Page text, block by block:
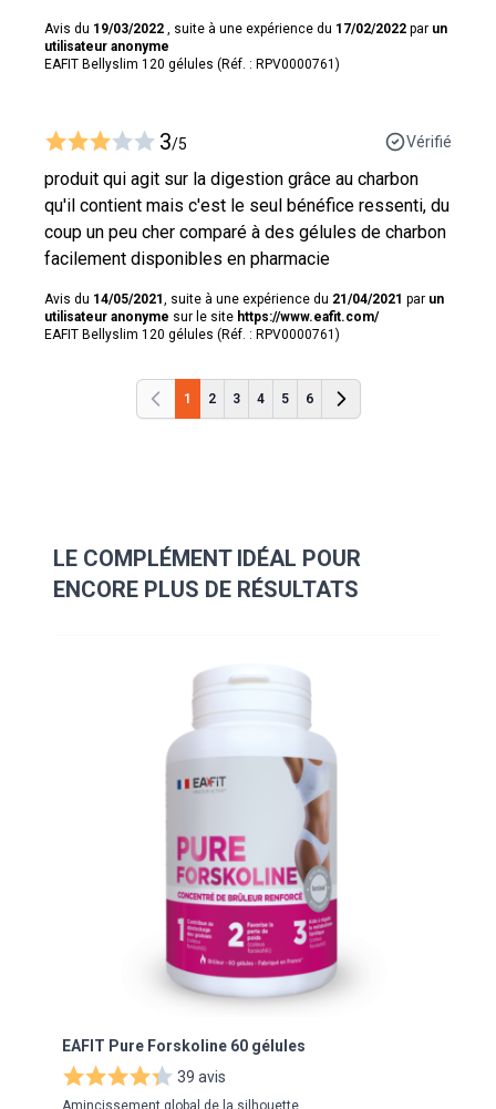
Avis du 19/03/2022 , suite à une expérience du 17/02/2022 par un
utilisateur anonyme
EAFIT Bellyslim 120 gélules (Réf. : RPV0000761)
3/5 Vérifié
produit qui agit sur la digestion grâce au charbon
qu'il contient mais c'est le seul bénéfice ressenti, du
coup un peu cher comparé à des gélules de charbon
facilement disponibles en pharmacie
Avis du 14/05/2021 , suite à une expérience du 21/04/2021 par un
utilisateur anonyme sur le site https://www.eafit.com/
EAFIT Bellyslim 120 gélules (Réf. : RPV0000761)
Précédent
1 2 3 4 5 6
Précédent
LE COMPLÉMENT IDÉAL POUR
ENCORE PLUS DE RÉSULTATS
EAFIT Pure Forskoline 60 gélules
39 avis
Amincissement global de la silhouette